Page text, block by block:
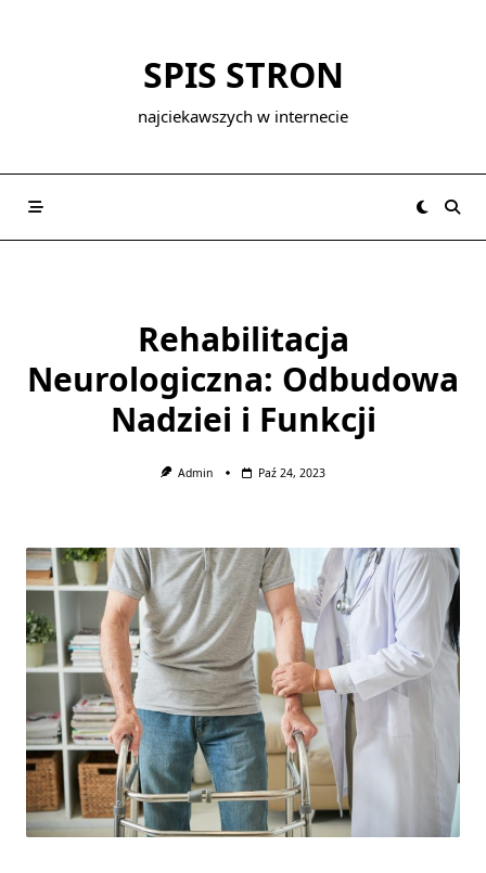
SPIS STRON
najciekawszych w internecie
Rehabilitacja
Neurologiczna: Odbudowa
Nadziei i Funkcji
Admin Paź 24, 2023